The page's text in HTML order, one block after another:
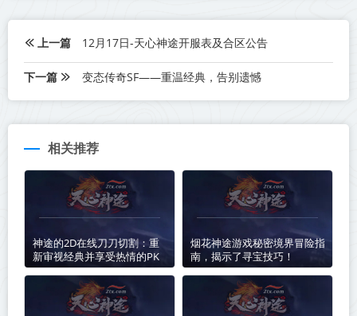
上一篇 12月17日-天心神途开服表及合区公告
下一篇 变态传奇SF——重温经典，告别遗憾
相关推荐
神途的2D在线刀刀切割：重
新审视经典并享受热情的PK
烟花神途游戏秘密境界冒险指
南，揭示了寻宝技巧！